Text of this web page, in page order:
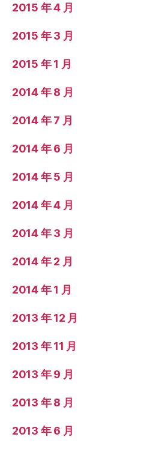
2015 年 4 月
2015 年 3 月
2015 年 1 月
2014 年 8 月
2014 年 7 月
2014 年 6 月
2014 年 5 月
2014 年 4 月
2014 年 3 月
2014 年 2 月
2014 年 1 月
2013 年 12 月
2013 年 11 月
2013 年 9 月
2013 年 8 月
2013 年 6 月